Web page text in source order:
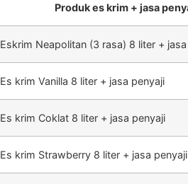
Produk es krim + jasa
Eskrim Neapolitan (3 rasa) 8 liter +
Es krim Vanilla 8 liter + jasa penyaji
Es krim Coklat 8 liter + jasa penyaji
Es krim Strawberry 8 liter + jasa penyaji